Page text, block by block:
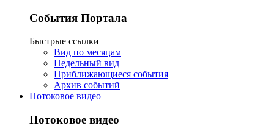
События Портала
Быстрые ссылки
Вид по месяцам
Недельный вид
Приближающиеся события
Архив событий
Потоковое видео
Потоковое видео